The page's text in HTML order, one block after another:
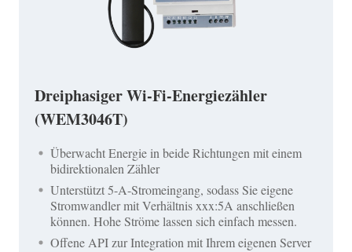
Dreiphasiger Wi-Fi-Energiezähler
(WEM3046T)
Überwacht Energie in beide Richtungen mit einem
bidirektionalen Zähler
Unterstützt 5-A-Stromeingang, sodass Sie eigene
Stromwandler mit Verhältnis xxx:5A anschließen
können. Hohe Ströme lassen sich einfach messen.
Offene API zur Integration mit Ihrem eigenen Server